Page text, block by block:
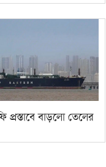
প্রস্তাবে বাড়লো তেলের